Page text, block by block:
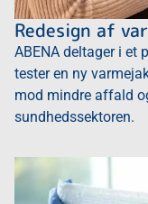
Redesign af
ABENA deltager i et
tester en ny
mod mindre affald
sundhedssektoren.